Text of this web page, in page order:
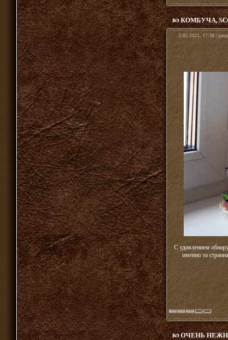
КОМБУЧА,
2-02-2021, 17:58 |
С удивлением
именно та
ОЧЕНЬ